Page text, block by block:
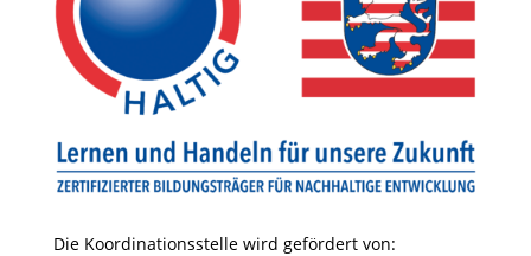
Die Koordinationsstelle wird gefördert von: